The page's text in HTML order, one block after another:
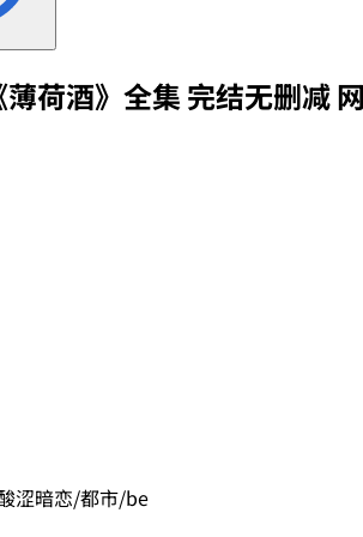
薄荷酒》全集 完结无删减
涩暗恋/都市/be